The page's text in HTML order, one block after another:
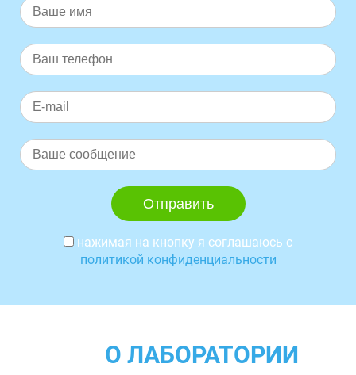
нажимая на кнопку я соглашаюсь с
политикой конфиденциальности
О ЛАБОРАТОРИИ